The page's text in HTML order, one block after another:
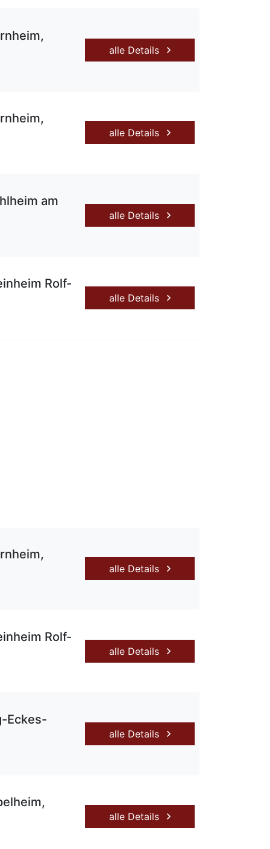
alle Details
alle Details
am
alle Details
Rolf-
alle Details
alle Details
Rolf-
alle Details
Eckes-
alle Details
alle Details